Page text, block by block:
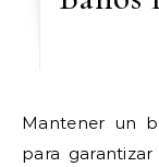
Mantener un
para